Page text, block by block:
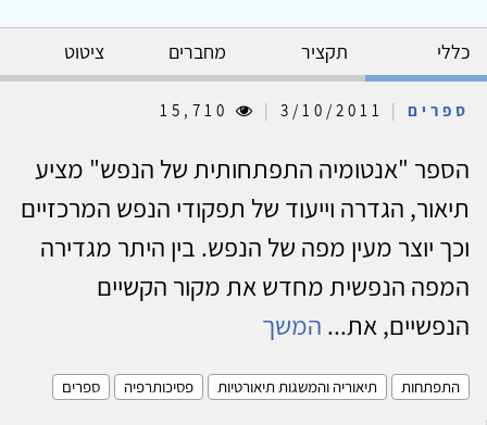
כללי תקציר מחברים ציטוט
ספרים |
|
הספר "אנטומיה התפתחותית של הנפש" מציע
תיאור, הגדרה וייעוד של תפקודי הנפש המרכזיים
וכך יוצר מעין מפה של הנפש. בין היתר מגדירה
המפה הנפשית מחדש את מקור הקשיים
הנפשיים, את... המשך
התפתחות תיאוריה והמשגות תיאורטיות פסיכותרפיה ספרים